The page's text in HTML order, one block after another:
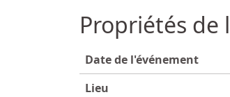
Propriétés de
Date de l'événement
Lieu